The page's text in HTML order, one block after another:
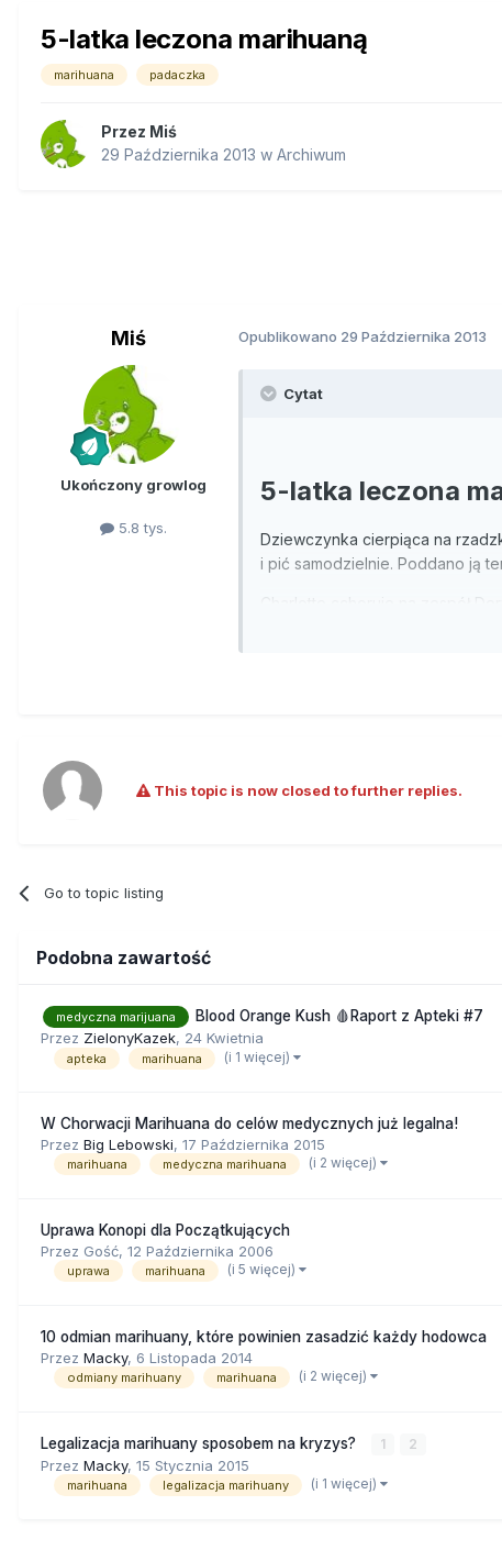
5-latka leczona marihuaną
marihuana padaczka
Przez Miś
29 Października 2013 w Archiwum
Miś
Ukończony growlog
5.8 tys.
Opublikowano 29 Października 2013
Cytat
5-latka leczona
Dziewczynka cierpiąca na
i pić samodzielnie. Poddano ją
drgawkami, a prowadzącej do
rodzice zgodzili się, aby lekarze
This topic is now closed to further replies.
Go to topic listing
Podobna zawartość
medyczna marijuana
Blood Orange Kush 🩸Raport z Apteki #7
Przez ZielonyKazek, 24 Kwietnia
apteka marihuana (i 1 więcej)
W Chorwacji Marihuana do celów medycznych już legalna!
Przez Big Lebowski, 17 Października 2015
marihuana medyczna marihuana (i 2 więcej)
Uprawa Konopi dla Początkujących
Przez Gość, 12 Października 2006
uprawa marihuana (i 5 więcej)
10 odmian marihuany, które powinien zasadzić każdy hodowca
Przez Macky, 6 Listopada 2014
odmiany marihuany marihuana (i 2 więcej)
Legalizacja marihuany sposobem na kryzys? 1 2
Przez Macky, 15 Stycznia 2015
marihuana legalizacja marihuany (i 1 więcej)